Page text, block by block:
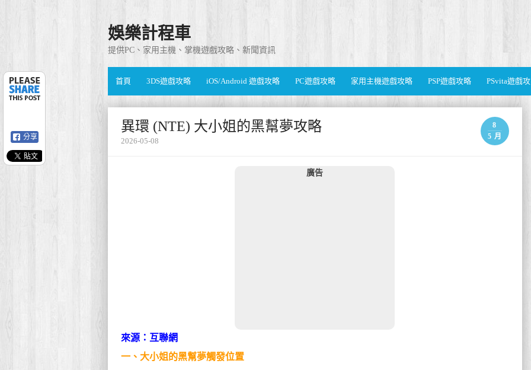
娛樂計程車
提供PC、家用主機、掌機遊戲攻略、新聞資訊
首頁 3DS遊戲攻略 iOS/Android 遊戲攻略 PC遊戲攻略 家用主機遊戲攻略 PSP遊戲攻略 PSvita遊戲
異環 (NTE) 大小姐的黑幫夢攻略
8
5 月
2026-05-08
廣告
來源：互聯網
一、大小姐的黑幫夢觸發位置
分享